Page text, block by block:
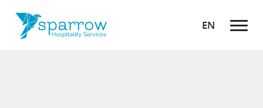
EN